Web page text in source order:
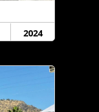
2024